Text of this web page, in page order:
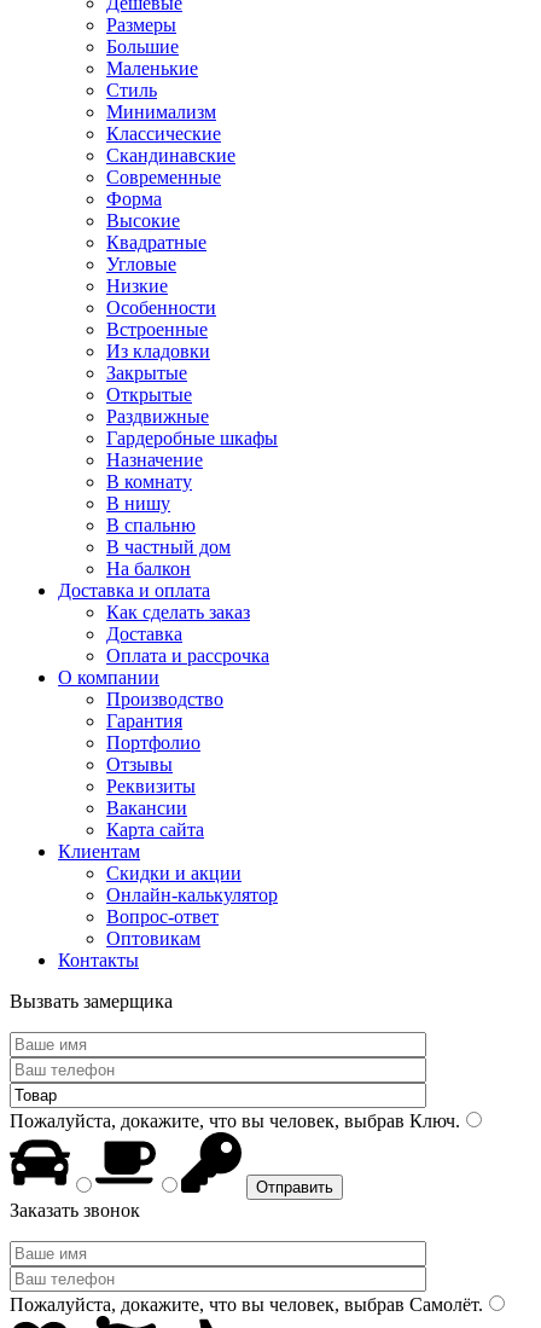
Размеры
Большие
Маленькие
Стиль
Минимализм
Классические
Скандинавские
Современные
Форма
Высокие
Квадратные
Угловые
Низкие
Особенности
Встроенные
Из кладовки
Закрытые
Открытые
Раздвижные
Гардеробные шкафы
Назначение
В комнату
В нишу
В спальню
В частный дом
На балкон
Доставка и оплата
Как сделать заказ
Доставка
Оплата и рассрочка
О компании
Производство
Гарантия
Портфолио
Отзывы
Реквизиты
Вакансии
Карта сайта
Клиентам
Скидки и акции
Онлайн-калькулятор
Вопрос-ответ
Оптовикам
Контакты
Вызвать замерщика
Пожалуйста, докажите, что вы человек, выбрав Ключ.
Заказать звонок
Пожалуйста, докажите, что вы человек, выбрав Самолёт.